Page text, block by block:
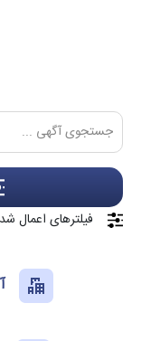
فیلترهای اعمال